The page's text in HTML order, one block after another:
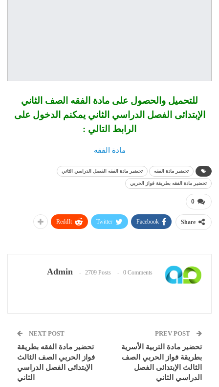
للتحميل والحصول على مادة الفقه الصف الثاني
الإبتدائى الفصل الدراسي الثاني يمكنم الدخول على
الرابط التالي :
مادة الفقه
تحضير مادة الفقه تحضير مادة الفقه الفصل الدراسي الثاني
تحضير مادة الفقه بطريقة فواز الحربي
0
Share
Facebook
Twitter
ReddIt
Admin 2709 Posts 0 Comments
تحضير مادة التربية الأسرية
بطريقة فواز الحربي الصف
الثالث الإبتدائى الفصل
الدراسي الثاني
NEXT POST
تحضير مادة الفقه بطريقة
فواز الحربي الصف الثالث
الإبتدائى الفصل الدراسي
الثاني